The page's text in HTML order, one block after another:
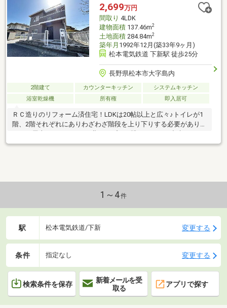
2,699万円
間取り 4LDK
建物面積137.46m2
土地面積284.84m2
築年月 1992年12月(築33年9ヶ月)
松本電気鉄道 下新駅 徒歩25分
長野県松本市大字島内
2階建て カウンターキッチン
システムキッチン
浴室乾燥機
所有権 即入居可
ＲＣ造りのリフォーム済住宅！LDKは20帖以上と広々♪トイレが1
階、2階それぞれにありわざわざ階段を上り下りする必要がありま
1～4件
駅 松本電気鉄道/下新 変更する
条件 指定なし 変更する
検索条件を保存
新着メールを受
取る
アプリで探す